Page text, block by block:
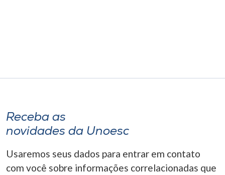
A+
Receba as
novidades da Unoesc
Usaremos seus dados para entrar em contato
com você sobre informações correlacionadas que